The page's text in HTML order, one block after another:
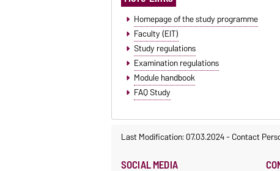
Homepage of the study programme
Faculty (EIT)
Study regulations
Examination regulations
Module handbook
FAQ Study
Last Modification: 07.03.2024-Contact
SOCIAL MEDIA